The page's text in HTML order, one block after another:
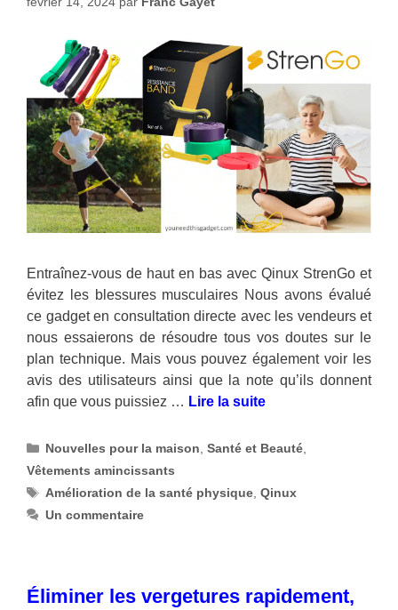
Entraînez-vous de haut en bas avec Qinux StrenGo et
évitez les blessures musculaires Nous avons évalué
ce gadget en consultation directe avec les vendeurs et
nous essaierons de résoudre tous vos doutes sur le
plan technique. Mais vous pouvez également voir les
avis des utilisateurs ainsi que la note qu’ils donnent
afin que vous puissiez … Lire la suite
Catégories
Nouvelles pour la maison ,Santé et Beauté
Vêtements amincissants
Étiquettes
Amélioration de la santé physique ,Qinux
Un commentaire
Éliminer les vergetures rapidement,